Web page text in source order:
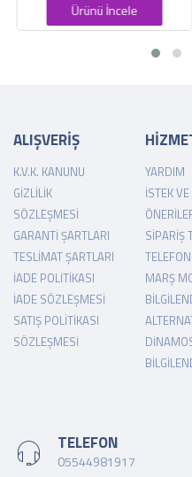
Ürünü İncele
ALIŞVERİŞ
K.V.K. KANUNU
GIZLILIK
SÖZLEŞMESI
GARANTI ŞARTLARI
TESLIMAT ŞARTLARI
İADE POLITIKASI
İADE SÖZLEŞMESI
SATIŞ POLITIKASI
SÖZLEŞMESI
YARDIM
İSTEK VE
SIPARIŞ
MARŞ
TELEFON
05544981917